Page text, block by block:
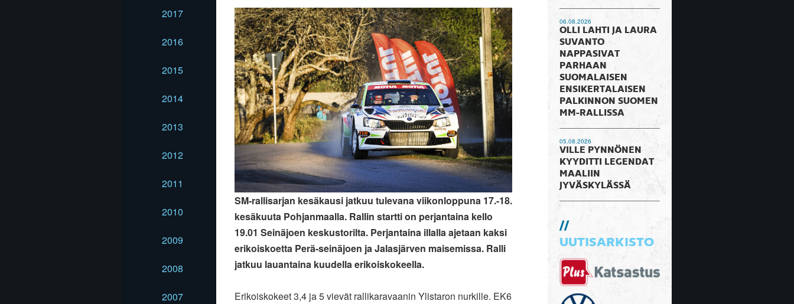
2017
2016
2015
2014
2013
2012
2011
2010
2009
2008
2007
SM-rallisarjan kesäkausi jatkuu tulevana viikonloppuna 17.-18.
kesäkuuta Pohjanmaalla. Rallin startti on perjantaina kello
19.01 Seinäjoen keskustorilta. Perjantaina illalla ajetaan kaksi
erikoiskoetta Perä-seinäjoen ja Jalasjärven maisemissa. Ralli
jatkuu lauantaina kuudella erikoiskokeella.
Erikoiskokeet3,4 ja 5 vievät rallikaravaanin Ylistaron nurkille. EK6
06.08.2026
OLLI LAHTI JA LAURA
SUVANTO
NAPPASIVAT
PARHAAN
SUOMALAISEN
ENSIKERTALAISEN
PALKINNON SUOMEN
MM-RALLISSA
05.08.2026
VILLE PYNNÖNEN
KYYDITTI LEGENDAT
MAALIIN
JYVÄSKYLÄSSÄ
UUTISARKISTO